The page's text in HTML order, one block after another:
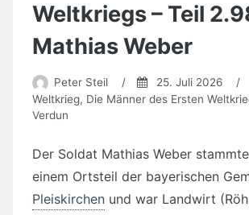
Weltkriegs – Teil
Mathias Weber
Peter Steil / 25. Juli 2026 /
Weltkrieg, Die Männer des Ersten
Verdun
Der Soldat Mathias Weber
einem Ortsteil der bayerischen
Pleiskirchen und war Landwirt